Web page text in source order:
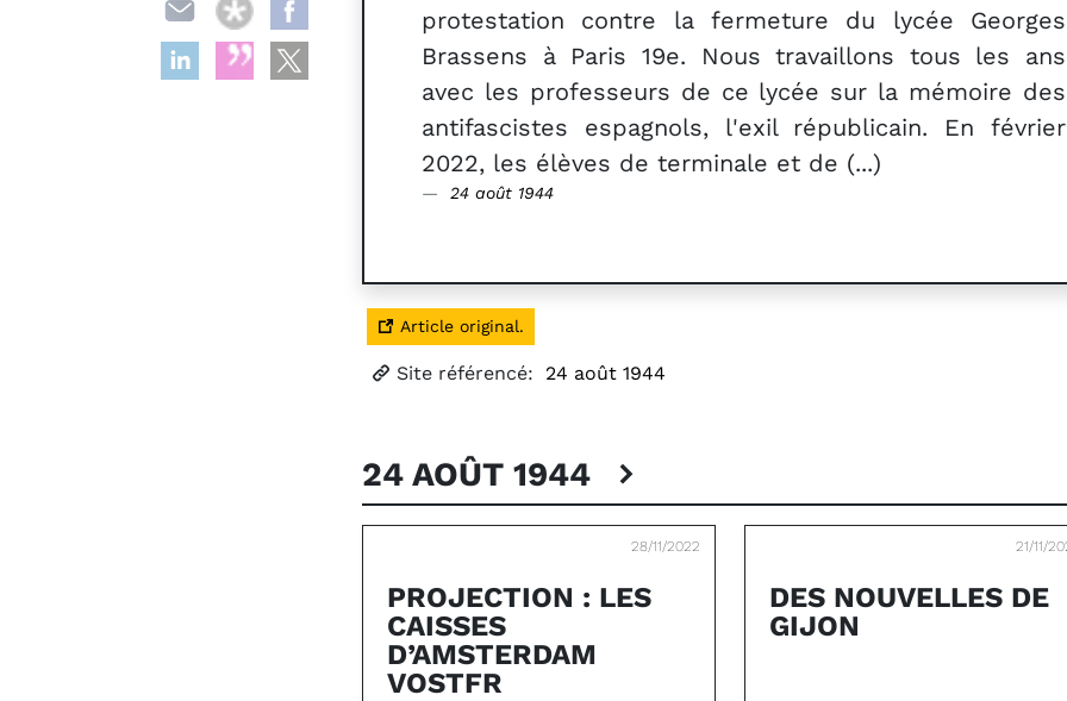
protestation contre la fermeture du lycée Georges
Brassens à Paris 19e. Nous travaillons tous les ans
avec les professeurs de ce lycée sur la mémoire des
antifascistes espagnols, l'exil républicain. En février
2022, les élèves de terminale et de (...)
24 août 1944
Article original.
Site référencé: 24 août 1944
24 AOÛT 1944
28/11/2022
PROJECTION : LES
CAISSES
D’AMSTERDAM
VOSTFR
21/11/
DES NOUVELLES DE
GIJON